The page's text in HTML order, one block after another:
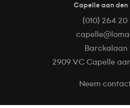
Online
Capelle aan den
(010) 264 20
Barckalaan
2909 VC Capelle
Neem